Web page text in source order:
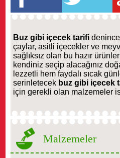
Buz gibi içecek tarifi
çaylar, asitli içecekler ve
sağlıksız olan bu hazır
kendiniz seçip alacağınız
lezzetli hem faydalı sıcak
serinletecek buz gibi içecek
için gerekli olan malzemeler
Malzemeler